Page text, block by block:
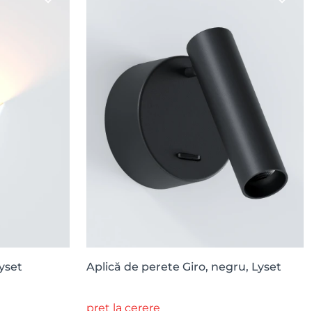
Aplică de perete Giro, negru, Lyset
preț la cerere